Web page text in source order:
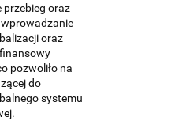
przebieg oraz
oraz
pozwoliło na
do
systemu